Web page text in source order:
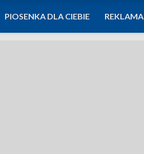
PIOSENKA DLA CIEBIE REKLAMA